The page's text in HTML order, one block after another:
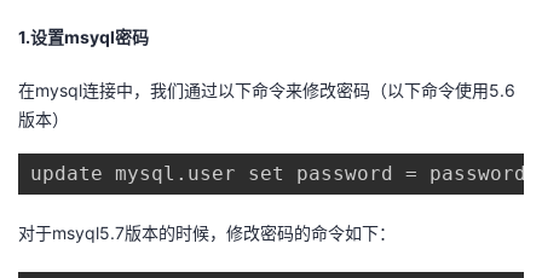
1.设置msyql密码
在mysql连接中，我们通过以下命令来修改密码（以下命令使用5.6
版本）
update mysql.user set password =
对于msyql5.7版本的时候，修改密码的命令如下：